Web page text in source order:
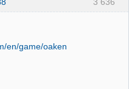
3 636
en/game/oaken